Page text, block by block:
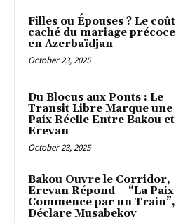
Filles ou Épouses ? Le coût
caché du mariage précoce
en Azerbaïdjan
October 23, 2025
Du Blocus aux Ponts : Le
Transit Libre Marque une
Paix Réelle Entre Bakou et
Erevan
October 23, 2025
Bakou Ouvre le Corridor,
Erevan Répond – “La Paix
Commence par un Train”,
Déclare Musabekov